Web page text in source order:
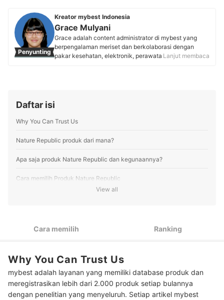
Penyunting
Kreator mybest Indonesia
Grace Mulyani
Grace adalah content administrator di mybest yang
berpengalaman meriset dan berkolaborasi dengan
pakar kesehatan, elektronik, perawatan tubuh,
pembaca mybest membuat keputusan belanja yang
Profil Grace Mulyani
Lanjut membaca
Daftar isi
Why You Can Trust Us
Nature Republic produk dari mana?
Apa saja produk Nature Republic dan kegunaannya?
Cara memilih Produk Nature Republic
Cek bahan aktifnya dan sesuaikan dengan masalah kulit:
Berminyak, kering, kusam, jerawat, aging
3
Cek juga varian hair care, body care, dan kosmetik untuk
4
Hati-hati produk palsu! Pilih produk Nature Republic dari
official store yang terjamin asli
View all
Cara memilih Ranking
Why You Can Trust Us
mybest adalah layanan yang memiliki database produk dan
meregistrasikan lebih dari 2.000 produk setiap bulannya
dengan penelitian yang menyeluruh. Setiap artikel mybest